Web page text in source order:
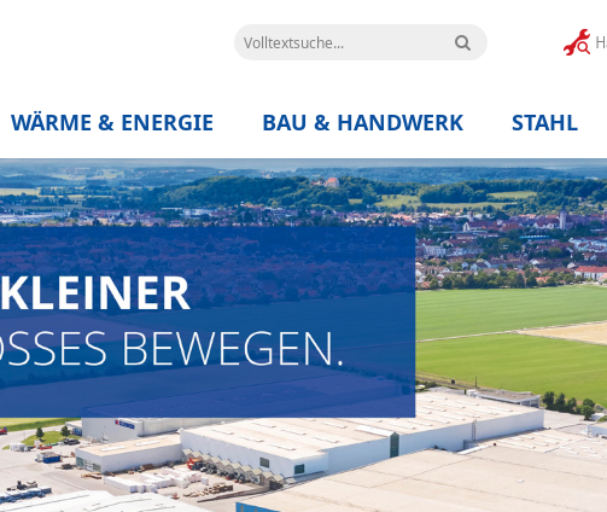
WÄRME & ENERGIE BAU & HANDWERK STAHL